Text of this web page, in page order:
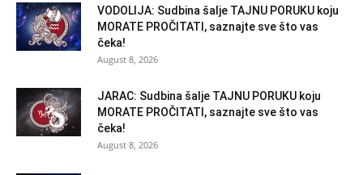
VODOLIJA: Sudbina šalje TAJNU PORUKU koju
MORATE PROČITATI, saznajte sve što vas
čeka!
August 8, 2026
JARAC: Sudbina šalje TAJNU PORUKU koju
MORATE PROČITATI, saznajte sve što vas
čeka!
August 8, 2026